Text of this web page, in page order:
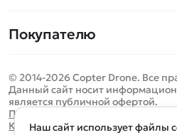
Спецтехника
Игрушки
Запчасти для моделей
Бренды
Покупателю
Оплата и доставка
Помощь
Отследить заказ
© 2014-2026 Copter Drone. Все
Данный сайт носит
является публичной офертой.
Политика конфиденциальности
Карта сайта
Определить
Наш сайт использует файлы